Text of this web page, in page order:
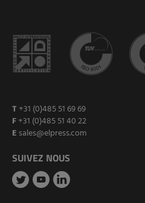
T +31 (0)485 51 69 69
F+31 (0)485 51 40 22
E sales@elpress.com
SUIVEZ NOUS